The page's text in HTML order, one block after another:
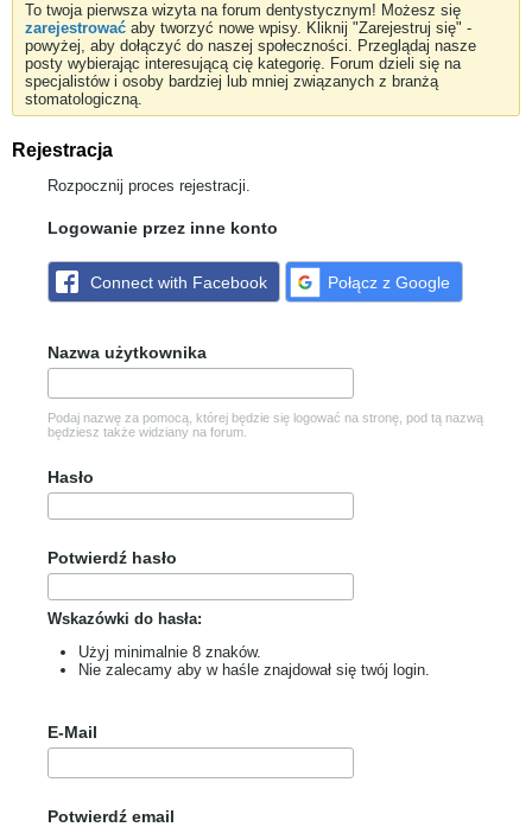
To twoja pierwsza wizyta na forum dentystycznym! Możesz się
zarejestrować aby tworzyć nowe wpisy. Kliknij "Zarejestruj się" -
powyżej, aby dołączyć do naszej społeczności. Przeglądaj nasze
posty wybierając interesującą cię kategorię. Forum dzieli się na
specjalistów i osoby bardziej lub mniej związanych z branżą
stomatologiczną.
Rejestracja
Rozpocznij proces rejestracji.
Logowanie przez inne konto
Connect with Facebook Połącz z Google
Nazwa użytkownika
Podaj nazwę za pomocą, której będzie się logować na stronę, pod tą nazwą
będziesz także widziany na forum.
Hasło
Potwierdź hasło
Wskazówki do hasła:
Użyj minimalnie 8 znaków.
Nie zalecamy aby w haśle znajdował się twój login.
E-Mail
Potwierdź email